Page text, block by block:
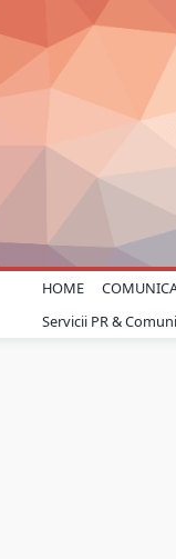
HOME
Servicii PR &